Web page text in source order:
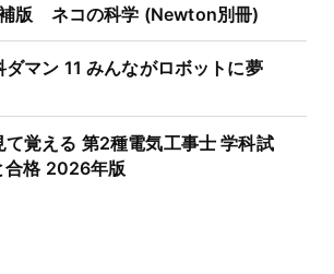
版 ネコの科学 (Newton別冊)
マン 11 みんながロボットに夢
て覚える 第2種電気工事士 学科試
合格 2026年版